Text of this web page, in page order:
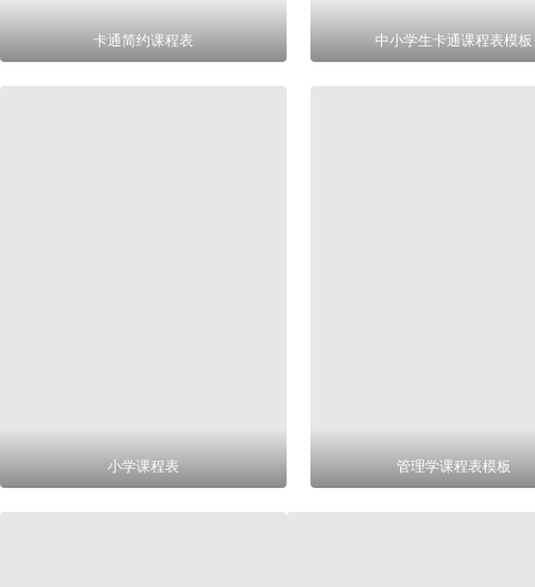
卡通简约课程表 中小学生卡通课程表模板
小学课程表 管理学课程表模板